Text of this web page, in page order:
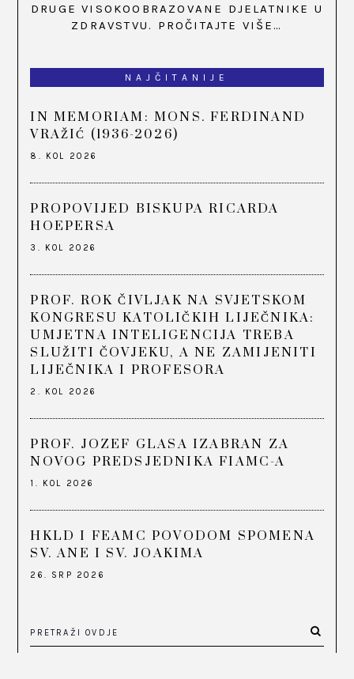
DRUGE VISOKOOBRAZOVANE DJELATNIKE U
ZDRAVSTVU. PROČITAJTE VIŠE…
NAJČITANIJE
IN MEMORIAM: MONS. FERDINAND
VRAŽIĆ (1936-2026)
8. KOL 2026
PROPOVIJED BISKUPA RICARDA
HOEPERSA
3. KOL 2026
PROF. ROK ČIVLJAK NA SVJETSKOM
KONGRESU KATOLIČKIH LIJEČNIKA:
UMJETNA INTELIGENCIJA TREBA
SLUŽITI ČOVJEKU, A NE ZAMIJENITI
LIJEČNIKA I PROFESORA
2. KOL 2026
PROF. JOZEF GLASA IZABRAN ZA
NOVOG PREDSJEDNIKA FIAMC-A
1. KOL 2026
HKLD I FEAMC POVODOM SPOMENA
SV. ANE I SV. JOAKIMA
26. SRP 2026